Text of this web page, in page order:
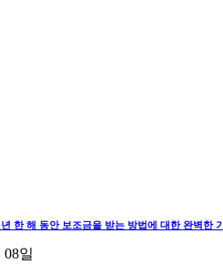
한 해 동안 보조금을 받는 방법에 대한 완벽한
08일